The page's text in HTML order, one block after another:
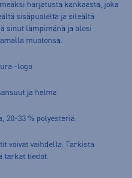
harjatusta kankaasta, joka
sisäpuolelta ja sileältä
sinut lämpimänä ja olosi
muotonsa.
-logo
ja helma
20-33 % polyesteriä.
voivat vaihdella. Tarkista
tarkat tiedot.